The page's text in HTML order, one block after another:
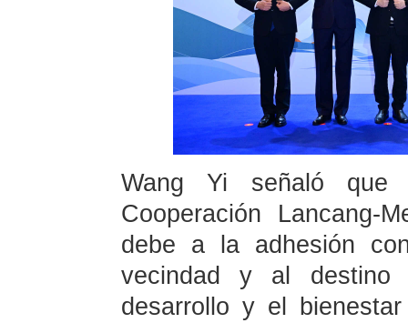
Wang Yi señaló que
Cooperación Lancang-
debe a la adhesión
vecindad y al destino
desarrollo y el